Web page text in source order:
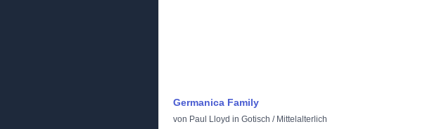
Germanica Family
von Paul Lloyd in Gotisch / Mittelalterlich